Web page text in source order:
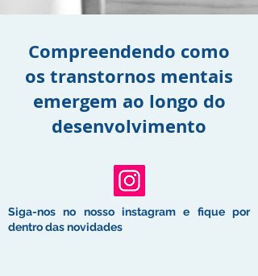
Compreendendo como
os transtornos mentais
emergem ao longo do
desenvolvimento
Siga-nos no nosso instagram e fique por
dentro das novidades